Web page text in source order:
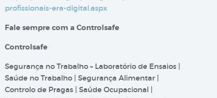
profissionais-era-digital.aspx
Fale sempre com a Controlsafe
Controlsafe
Segurança no Trabalho – Laboratório de Ensaios |
Saúde no Trabalho | Segurança Alimentar |
Controlo de Pragas | Saúde Ocupacional |